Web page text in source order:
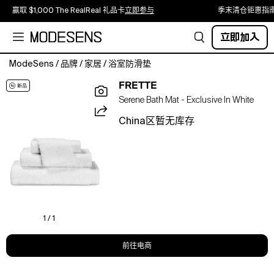
赢取 $1,000 The RealReal 礼品卡立即参与 季末清仓钜惠指
立即加入
ModeSens / 品牌 / 家居 / 浴室防滑垫
Serene
Exclusive.Color:White.Material:100%
cotton.
1 / 1
FRETTE
Serene Bath Mat - Exclusive In White
China区暂无库存
前往电商